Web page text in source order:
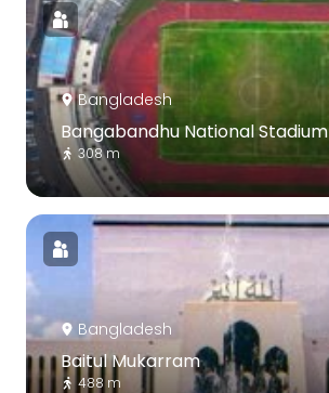
Bangladesh
Bangabandhu National Stadium
308 m
Bangladesh
Baitul Mukarram
488 m